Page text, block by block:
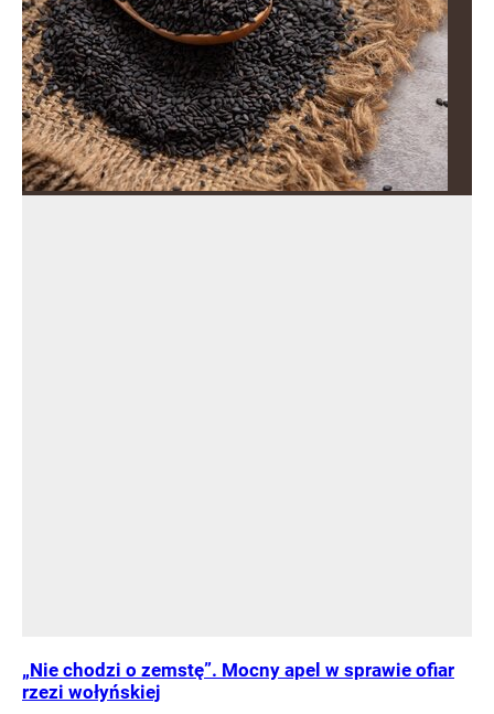
„Nie chodzi o zemstę”. Mocny apel w sprawie ofiar
rzezi wołyńskiej